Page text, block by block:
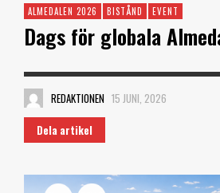
ALMEDALEN 2026 BISTÅND EVENT
Dags för globala
REDAKTIONEN 15 JUNI, 2026
Dela artikel